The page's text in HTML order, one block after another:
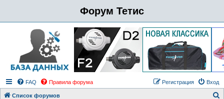
Форум Тетис
FAQ Правила форума Вход
Регистрация
Список форумов